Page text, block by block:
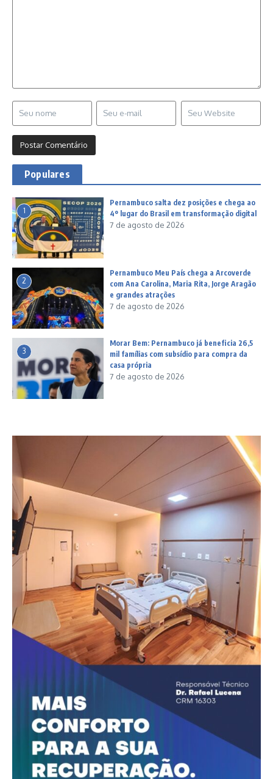
Populares
1
Pernambuco salta dez posições e chega ao
4º lugar do Brasil em transformação digital
7 de agosto de 2026
2
Pernambuco Meu País chega a Arcoverde
com Ana Carolina, Maria Rita, Jorge Aragão
e grandes atrações
7 de agosto de 2026
3
Morar Bem: Pernambuco já beneficia 26,5
mil famílias com subsídio para compra da
casa própria
7 de agosto de 2026